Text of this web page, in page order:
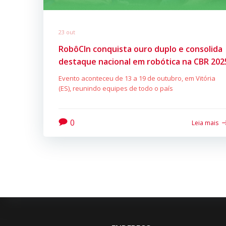
23 out
RobôCIn conquista ouro duplo e consolida
destaque nacional em robótica na CBR
Evento aconteceu de 13 a 19 de outubro, em Vitória
(ES), reunindo equipes de todo o país
0 Leia mais